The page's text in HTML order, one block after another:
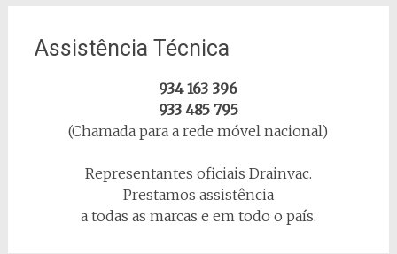
Assistência Técnica
934 163 396
933 485 795
(Chamada para a rede móvel nacional)
Representantes oficiais Drainvac.
Prestamos assistência
a todas as marcas e em todo o país.